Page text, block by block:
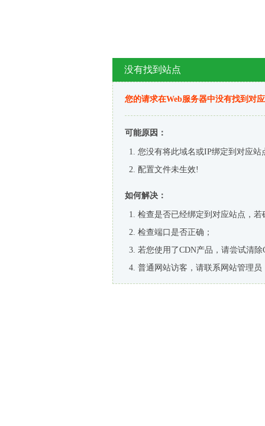
没有找到站点
您的请求在Web服务器中没有找到对
可能原因：
您没有将此域名或IP绑定到对应站
配置文件未生效!
如何解决：
检查是否已经绑定到对应站点，
检查端口是否正确；
若您使用了CDN产品，请尝试清除
普通网站访客，请联系网站管理员